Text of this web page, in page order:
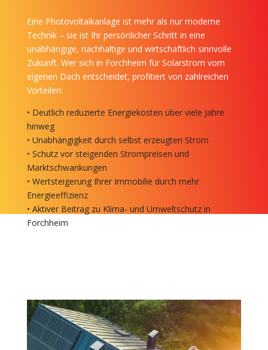
Eine Photovoltaikanlage ist mehr als nur moderne
Technik – sie ist Ihr persönlicher Schritt in eine
unabhängige, nachhaltige und wirtschaftlich sinnvolle
Zukunft. Wer sich in Forchheim für Solarstrom vom
eigenen Dach entscheidet, profitiert von zahlreichen
Vorteilen:
• Deutlich reduzierte Energiekosten über viele Jahre
hinweg
• Unabhängigkeit durch selbst erzeugten Strom
• Schutz vor steigenden Strompreisen und
Marktschwankungen
• Wertsteigerung Ihrer Immobilie durch mehr
Energieeffizienz
• Aktiver Beitrag zu Klima- und Umweltschutz in
Forchheim